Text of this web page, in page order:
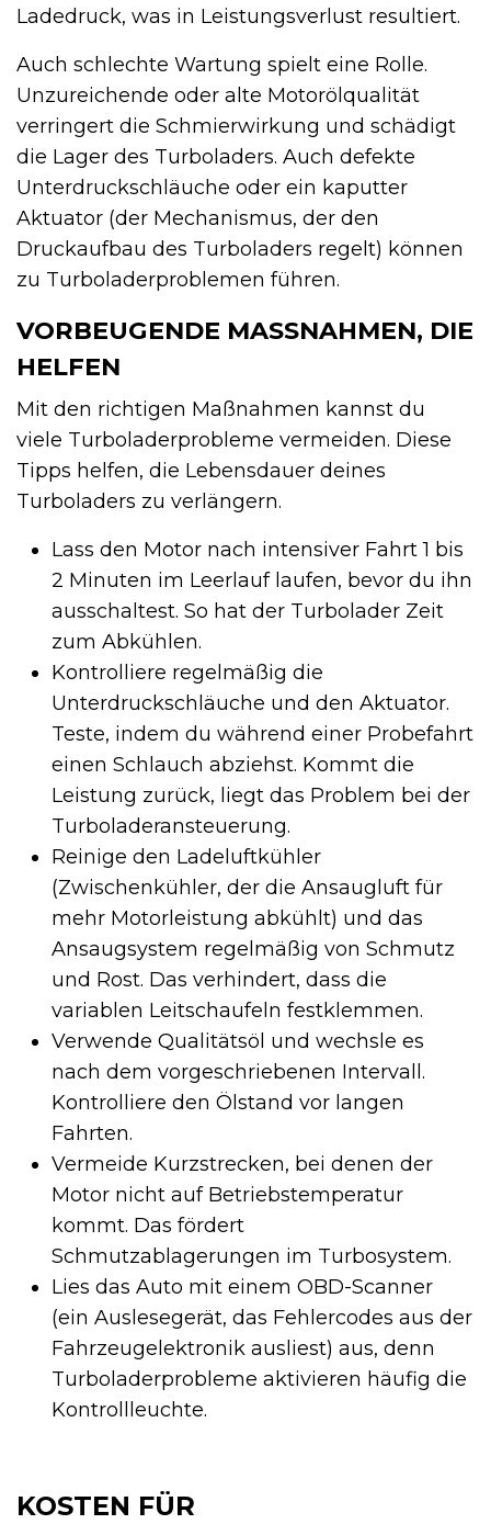
Ladedruck, was in Leistungsverlust resultiert.
Auch schlechte Wartung spielt eine Rolle.
Unzureichende oder alte Motorölqualität
verringert die Schmierwirkung und schädigt
die Lager des Turboladers. Auch defekte
Unterdruckschläuche oder ein kaputter
Aktuator (der Mechanismus, der den
Druckaufbau des Turboladers regelt) können
zu Turboladerproblemen führen.
VORBEUGENDE MASSNAHMEN, DIE H
ELFEN
Mit den richtigen Maßnahmen kannst du
viele Turboladerprobleme vermeiden. Diese
Tipps helfen, die Lebensdauer deines
Turboladers zu verlängern.
Lass den Motor nach intensiver Fahrt 1 bis
2 Minuten im Leerlauf laufen, bevor du ihn
ausschaltest. So hat der Turbolader Zeit
zum Abkühlen.
Kontrolliere regelmäßig die
Unterdruckschläuche und den Aktuator.
Teste, indem du während einer Probefahrt
einen Schlauch abziehst. Kommt die
Leistung zurück, liegt das Problem bei der
Turboladeransteuerung.
Reinige den Ladeluftkühler
(Zwischenkühler, der die Ansaugluft für
mehr Motorleistung abkühlt) und das
Ansaugsystem regelmäßig von Schmutz
und Rost. Das verhindert, dass die
variablen Leitschaufeln festklemmen.
Verwende Qualitätsöl und wechsle es
nach dem vorgeschriebenen Intervall.
Kontrolliere den Ölstand vor langen
Fahrten.
Vermeide Kurzstrecken, bei denen der
Motor nicht auf Betriebstemperatur
kommt. Das fördert
Schmutzablagerungen im Turbosystem.
Lies das Auto mit einem OBD-Scanner
(ein Auslesegerät, das Fehlercodes aus der
Fahrzeugelektronik ausliest) aus, denn
Turboladerprobleme aktivieren häufig die
Kontrollleuchte.
KOSTEN FÜR